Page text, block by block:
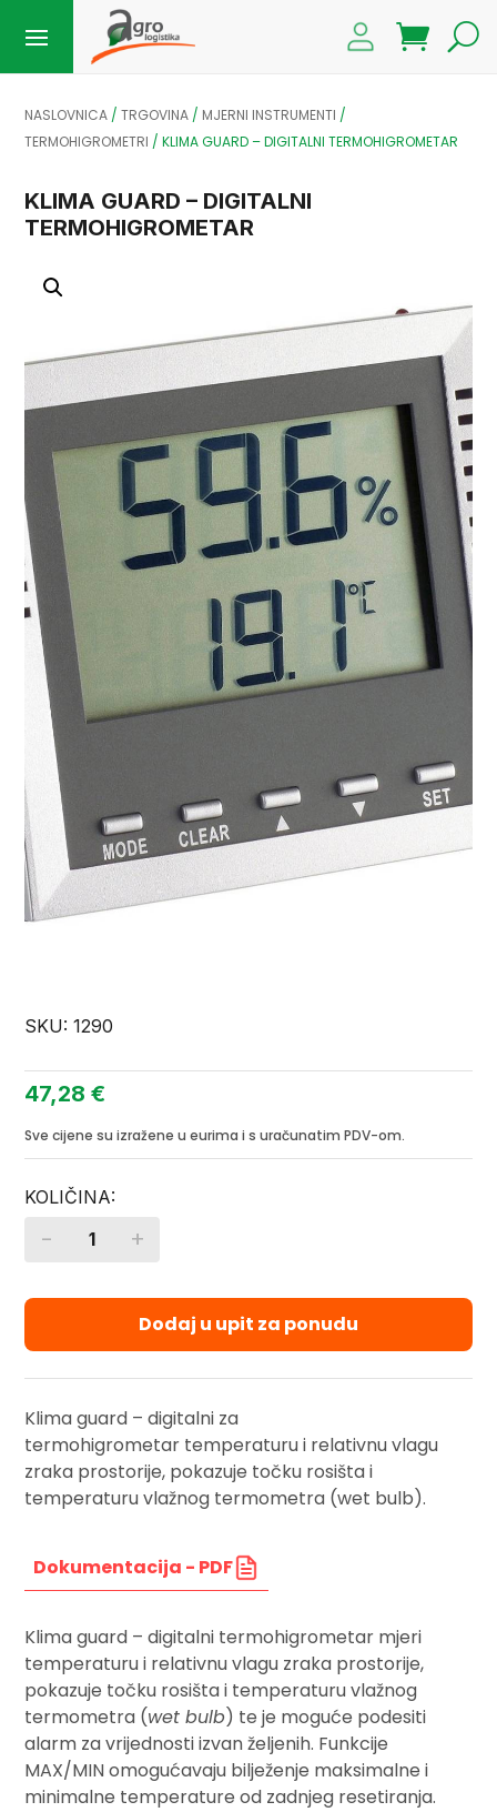
NASLOVNICA /TRGOVINA / MJERNI INSTRUMENTI /
TERMOHIGROMETRI /KLIMA GUARD – DIGITALNI TERMOHIGROMETAR
KLIMA GUARD – DIGITALNI
TERMOHIGROMETAR
SKU:1290
47,28€
Sve cijene su izražene u eurima i s uračunatim PDV-om.
Quantity
- +
Dodaj u upit za ponudu
Klima guard – digitalni za
termohigrometar temperaturu i relativnu vlagu
zraka prostorije, pokazuje točku rosišta i
temperaturu vlažnog termometra (wet bulb).
Dokumentacija - PDF
Klima guard – digitalni termohigrometar mjeri
temperaturu i relativnu vlagu zraka prostorije,
pokazuje točku rosišta i temperaturu vlažnog
termometra (wet bulb) te je moguće podesiti
alarm za vrijednosti izvan željenih. Funkcije
MAX/MIN omogućavaju bilježenje maksimalne i
minimalne temperature od zadnjeg resetiranja.